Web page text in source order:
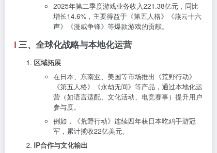
2025年第二季度游戏业务收入221.38亿元，同比
增长14.6%，主要得益于《第五人格》《燕云十六
声》《漫威争锋》等爆款游戏的贡献。
三、全球化战略与本地化运营
区域拓展
在日本、东南亚、美国等市场推出《荒野行动》
《第五人格》《永劫无间》等产品，通过本地化运
营（如语言适配、文化活动、电竞赛事）提升用户
参与度。
例如，《荒野行动》连续四年获日本吃鸡手游冠
军，累计揽收22亿美元。
IP合作与文化输出